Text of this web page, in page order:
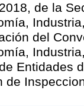
de la
del
Entidades
de